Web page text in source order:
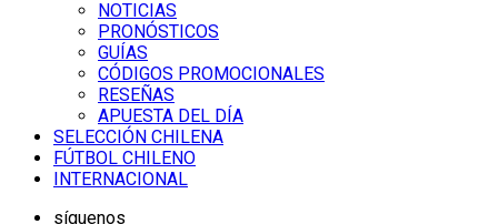
NOTICIAS
PRONÓSTICOS
GUÍAS
CÓDIGOS PROMOCIONALES
RESEÑAS
APUESTA DEL DÍA
SELECCIÓN CHILENA
FÚTBOL CHILENO
INTERNACIONAL
síguenos